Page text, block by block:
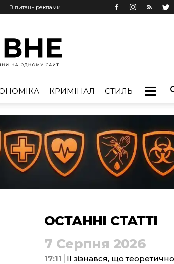
З питань реклами
КРИМІНАЛ СТИЛЬ
ОСТАННІ СТАТТІ
7 Серпня 2026
17:11
ІІ зізнався, що